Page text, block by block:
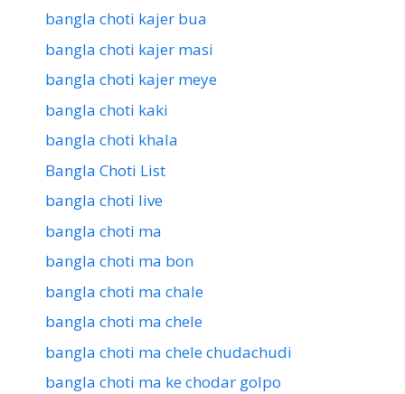
bangla choti kajer bua
bangla choti kajer masi
bangla choti kajer meye
bangla choti kaki
bangla choti khala
Bangla Choti List
bangla choti live
bangla choti ma
bangla choti ma bon
bangla choti ma chale
bangla choti ma chele
bangla choti ma chele chudachudi
bangla choti ma ke chodar golpo